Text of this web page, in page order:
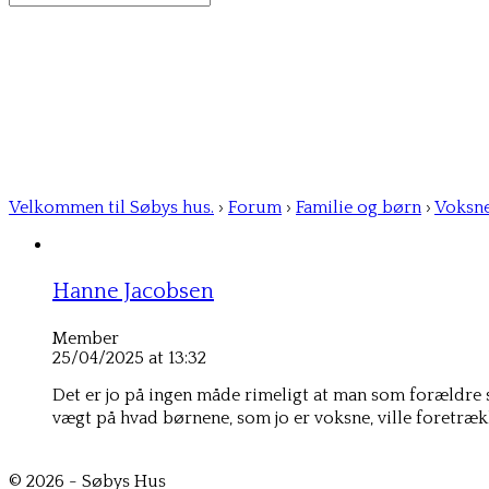
for:
Velkommen til Søbys hus. › Forum › Familie og børn ›
Hanne Jacobsen
Member
25/04/2025 at 13:32
Det er jo på ingen måde rimeligt at man som forældre
vægt på hvad børnene, som jo er voksne, ville
© 2026 - Søbys Hus